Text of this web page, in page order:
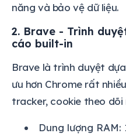
năng và bảo vệ dữ liệu.
2. Brave - Trình
cáo built-in
Brave là trình duyệt
ưu hơn Chrome rất
tracker, cookie theo dõi
Dung lượng